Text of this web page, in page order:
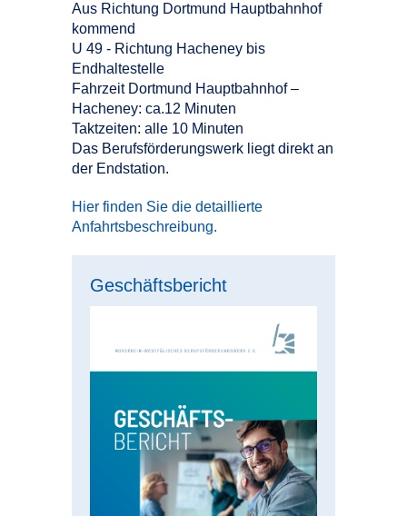
Aus Richtung Dortmund Hauptbahnhof
kommend
U 49 - Richtung Hacheney bis
Endhaltestelle
Fahrzeit Dortmund Hauptbahnhof –
Hacheney: ca.12 Minuten
Taktzeiten: alle 10 Minuten
Das Berufsförderungswerk liegt direkt an
der Endstation.
Hier finden Sie die detaillierte
Anfahrtsbeschreibung.
Geschäftsbericht